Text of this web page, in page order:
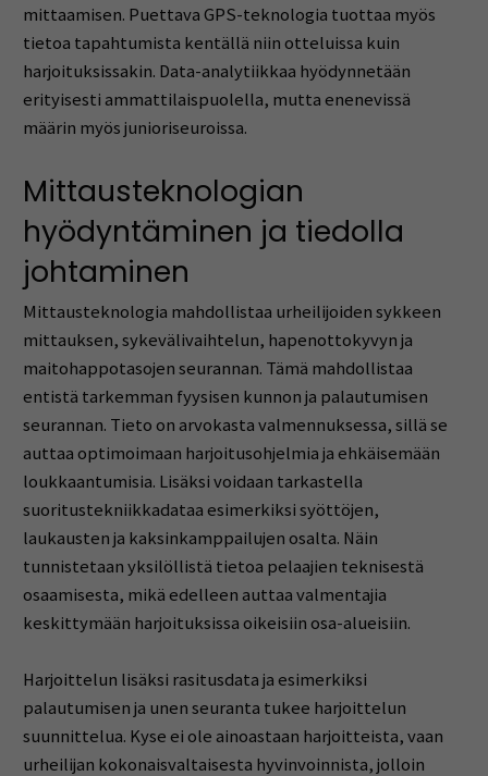
mittaamisen. Puettava GPS-teknologia tuottaa myös
tietoa tapahtumista kentällä niin otteluissa kuin
harjoituksissakin. Data-analytiikkaa hyödynnetään
erityisesti ammattilaispuolella, mutta enenevissä
määrin myös junioriseuroissa.
Mittausteknologian
hyödyntäminen ja tiedolla
johtaminen
Mittausteknologia mahdollistaa urheilijoiden sykkeen
mittauksen, sykevälivaihtelun, hapenottokyvyn ja
maitohappotasojen seurannan. Tämä mahdollistaa
entistä tarkemman fyysisen kunnon ja palautumisen
seurannan. Tieto on arvokasta valmennuksessa, sillä se
auttaa optimoimaan harjoitusohjelmia ja ehkäisemään
loukkaantumisia. Lisäksi voidaan tarkastella
suoritustekniikkadataa esimerkiksi syöttöjen,
laukausten ja kaksinkamppailujen osalta. Näin
tunnistetaan yksilöllistä tietoa pelaajien teknisestä
osaamisesta, mikä edelleen auttaa valmentajia
keskittymään harjoituksissa oikeisiin osa-alueisiin.
Harjoittelun lisäksi rasitusdata ja esimerkiksi
palautumisen ja unen seuranta tukee harjoittelun
suunnittelua. Kyse ei ole ainoastaan harjoitteista, vaan
urheilijan kokonaisvaltaisesta hyvinvoinnista, jolloin